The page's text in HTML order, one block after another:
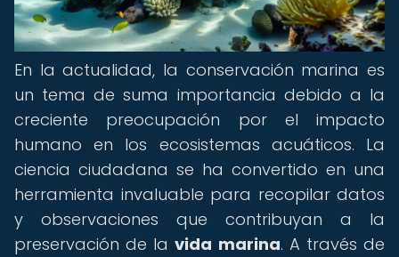
En la actualidad, la conservación marina es
un tema de suma importancia debido a la
creciente preocupación por el impacto
humano en los ecosistemas acuáticos. La
ciencia ciudadana se ha convertido en una
herramienta invaluable para recopilar datos
y observaciones que contribuyan a la
preservación de lavida marina. A través de